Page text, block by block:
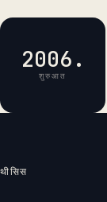
2006.
शुरुआत
थीसिस